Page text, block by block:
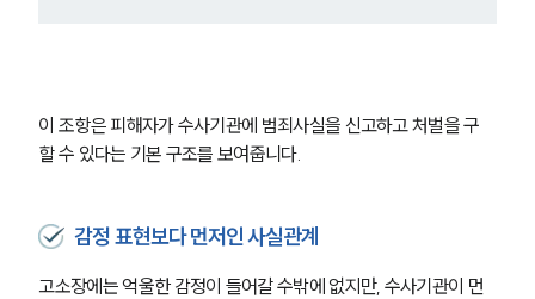
이 조항은 피해자가 수사기관에 범죄사실을 신고하고 처벌을 구
할 수 있다는 기본 구조를 보여줍니다.
감정 표현보다 먼저인 사실관계
고소장에는 억울한 감정이 들어갈 수밖에 없지만, 수사기관이 먼